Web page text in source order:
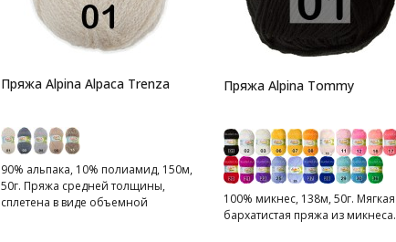
Пряжа Alpina Alpaca Trenza
90% альпака, 10% полиамид, 150м,
50г. Пряжа средней толщины,
сплетена в виде объемной
Пряжа Alpina Tommy
100% микнес, 138м, 50г. Мягкая
бархатистая пряжа из микнеса.